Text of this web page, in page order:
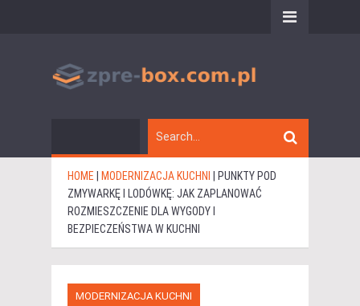
HOME MODERNIZACJA KUCHNI
PUNKTY POD
ZMYWARKĘ I LODÓWKĘ: JAK ZAPLANOWAĆ
ROZMIESZCZENIE DLA WYGODY I
BEZPIECZEŃSTWA W KUCHNI
MODERNIZACJA KUCHNI